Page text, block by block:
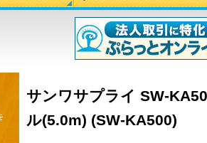
サンワサプライ SW-
ル(5.0m) (SW-KA500)